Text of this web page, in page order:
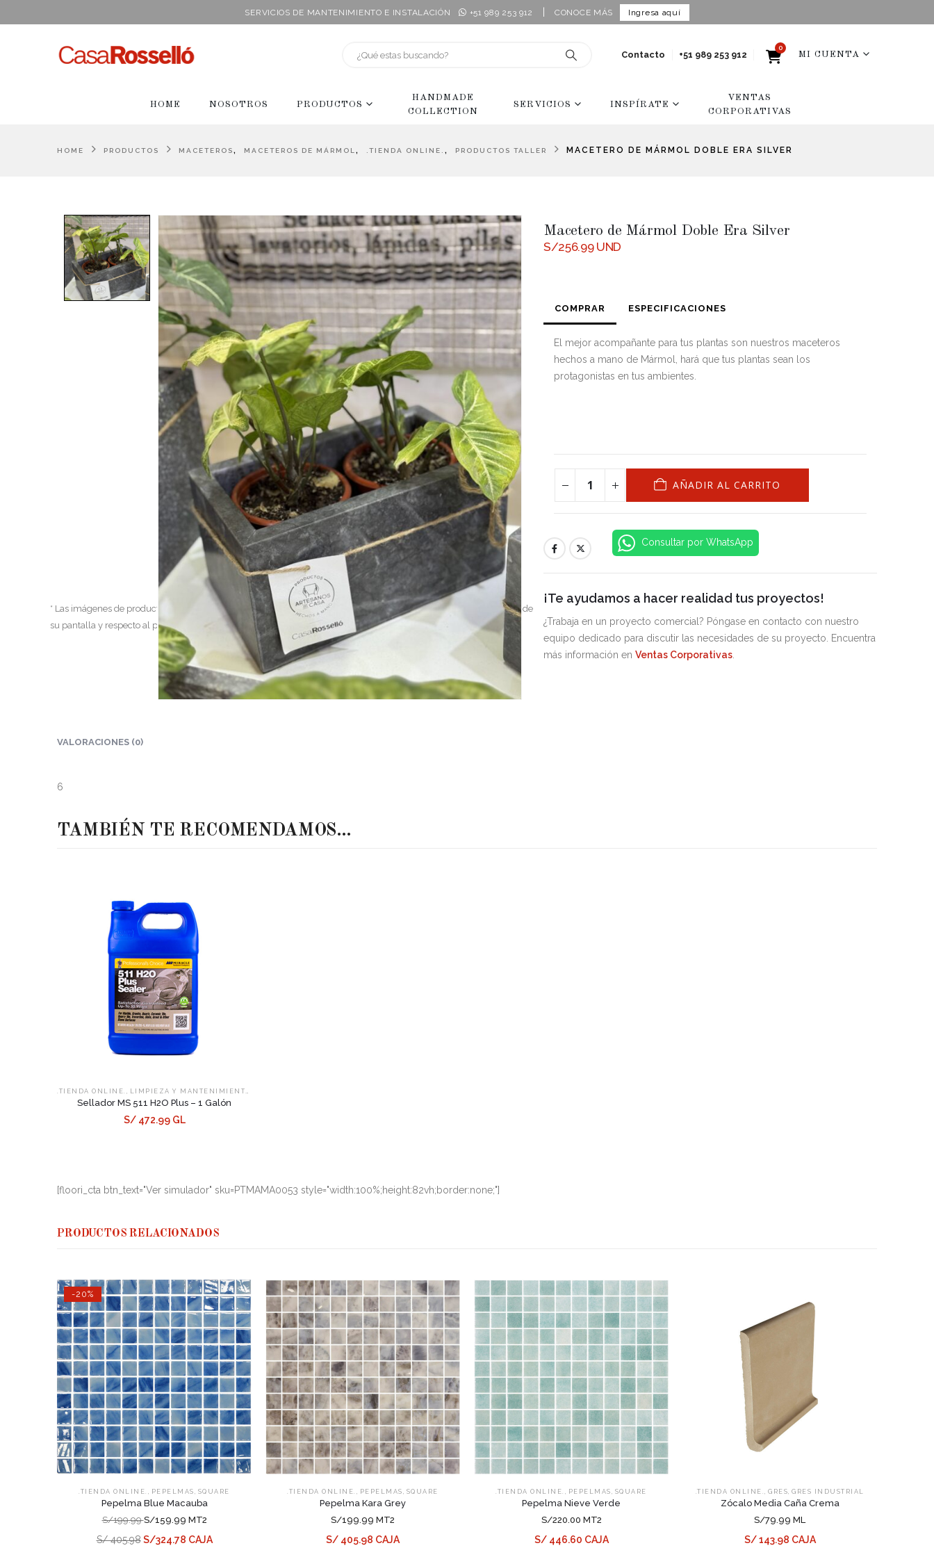
SERVICIOS DE MANTENIMIENTO E INSTALACIÓN +51 989 253 912 CONOCE MÁS Ingresa aquí
Contacto +51 989 253 912
0
MI CUENTA
HOME NOSOTROS PRODUCTOS
HANDMADE
COLLECTION
SERVICIOS INSPÍRATE
VENTAS
CORPORATIVAS
HOME PRODUCTOS MACETEROS, MACETEROS DE MÁRMOL , .TIENDA ONLINE. , PRODUCTOS TALLER MACETERO DE MÁRMOL DOBLE ERA SILVER
* Las imágenes de productos y ambientes son ilustrativos, pueden variar de acuerdo a cada producción, resolución de
su pantalla y respecto al producto exhibido en las salas de venta.
Macetero de Mármol Doble Era Silver
S/256.99UND
COMPRAR ESPECIFICACIONES
El mejor acompañante para tus plantas son nuestros maceteros
hechos a mano de Mármol, hará que tus plantas sean los
protagonistas en tus ambientes.
AÑADIR AL CARRITO
Consultar por WhatsApp
¡Te ayudamos a hacer realidad tus proyectos!
¿Trabaja en un proyecto comercial? Póngase en contacto con nuestro
equipo dedicado para discutir las necesidades de su proyecto. Encuentra
más información en Ventas Corporativas.
VALORACIONES (0)
6
TAMBIÉN TE RECOMENDAMOS…
.TIENDA ONLINE. LIMPIEZA Y MANTENIMIENTO
Sellador MS 511 H2O Plus – 1 Galón
S/ 472.99 GL
[floori_cta btn_text="Ver simulador" sku=PTMAMA0053 style="width:100%;height:82vh;border:none;"]
PRODUCTOS RELACIONADOS
-20%
.TIENDA ONLINE. PEPELMAS SQUARE
Pepelma Blue Macauba
S/199.99S/159.99 MT2
S/ 405.98S/324.78 CAJA
.TIENDA ONLINE. PEPELMAS SQUARE
Pepelma Kara Grey
S/199.99 MT2
S/ 405.98 CAJA
.TIENDA ONLINE. PEPELMAS SQUARE
Pepelma Nieve Verde
S/220.00 MT2
S/ 446.60 CAJA
.TIENDA ONLINE. GRES GRES INDUSTRIAL
Zócalo Media Caña Crema
S/79.99 ML
S/ 143.98 CAJA